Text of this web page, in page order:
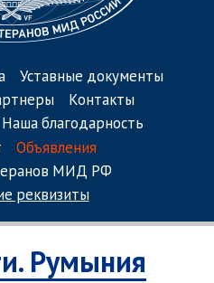
Уставные документы
Контакты
Наша благодарность
Объявления
МИД РФ
реквизиты
Румыния